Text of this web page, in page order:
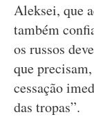
Aleksei, que
também
os russos
que
cessação
das tropas”.